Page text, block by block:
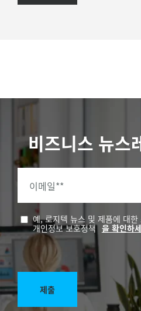
비즈니스 뉴스
이메일**
예, 로지텍 뉴스 및 제품에 대
개인정보 보호정책 을 확인하
제출